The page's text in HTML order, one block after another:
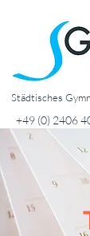
Städtisches
+49 (0) 2406